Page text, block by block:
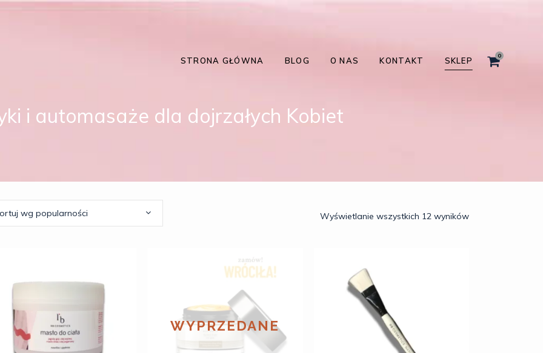
0
STRONA GŁÓWNA BLOG O NAS KONTAKT SKLEP
i automasaże dla dojrzałych Kobiet
Wyświetlanie wszystkich 12 wyników
wg popularności
WYPRZEDANE